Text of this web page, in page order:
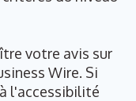
votre avis sur
Wire. Si
l'accessibilité